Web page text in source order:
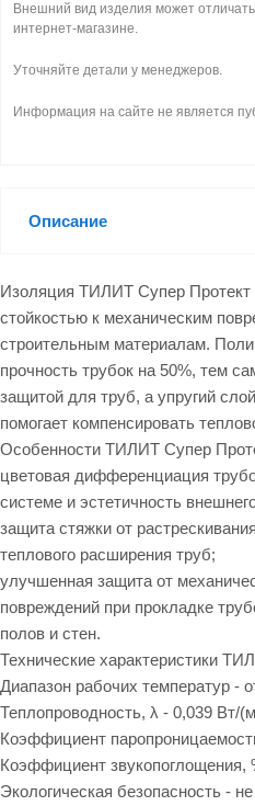
Внешний вид изделия может
интернет-магазине.
Уточняйте детали у менеджеров.
Информация на сайте не является
Описание
Изоляция ТИЛИТ Супер
стойкостью к механическим
строительным материалам.
прочность трубок на 50%, тем
защитой для труб, а упругий
помогает компенсировать
Особенности ТИЛИТ Супер
цветовая дифференциация
системе и эстетичность
защита стяжки от
теплового расширения труб;
улучшенная защита от
повреждений при прокладке
полов и стен.
Технические характеристики
Диапазон рабочих температур -
Теплопроводность, λ - 0,039 Вт/
Коэффициент
Коэффициент звукопоглощения,
Экологическая безопасность -